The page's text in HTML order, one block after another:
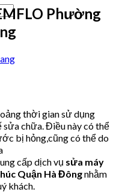
Phường
thời gian sử dụng
chữa. Điều này có thể
bị hỏng,cũng có thể do
cấp dịch vụ sửa máy
Quận Hà Đôngnhằm
khách.